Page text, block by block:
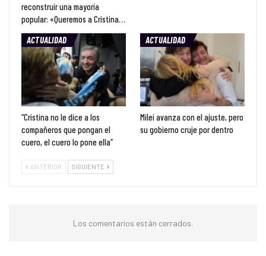
reconstruir una mayoría
popular: «Queremos a Cristina…
ACTUALIDAD
“Cristina no le dice a los
compañeros que pongan el
cuero, el cuero lo pone ella”
ACTUALIDAD
Milei avanza con el ajuste, pero
su gobierno cruje por dentro
ANTERIOR SIGUIENTE
Los comentarios están cerrados.